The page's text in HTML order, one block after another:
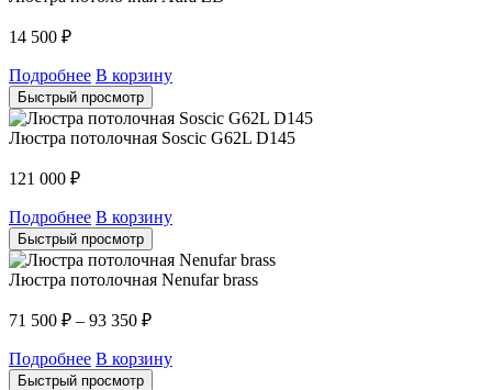
14 500 ₽
Подробнее В корзину
Быстрый просмотр
Люстра потолочная Soscic G62L D145
121 000 ₽
Подробнее В корзину
Быстрый просмотр
Люстра потолочная Nenufar brass
71 500 ₽ – 93 350 ₽
Подробнее В корзину
Быстрый просмотр